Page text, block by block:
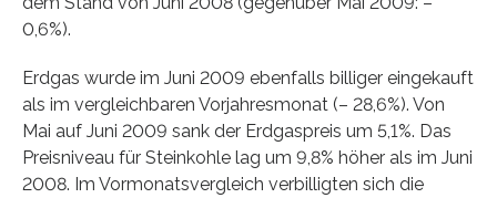
0,6%).
Erdgas wurde im Juni 2009 ebenfalls billiger eingekauft
als im vergleichbaren Vorjahres­monat (– 28,6%). Von
Mai auf Juni 2009 sank der Erdgaspreis um 5,1%. Das
Preisniveau für Steinkohle lag um 9,8% höher als im Juni
2008. Im Vormonatsvergleich verbilligten sich die